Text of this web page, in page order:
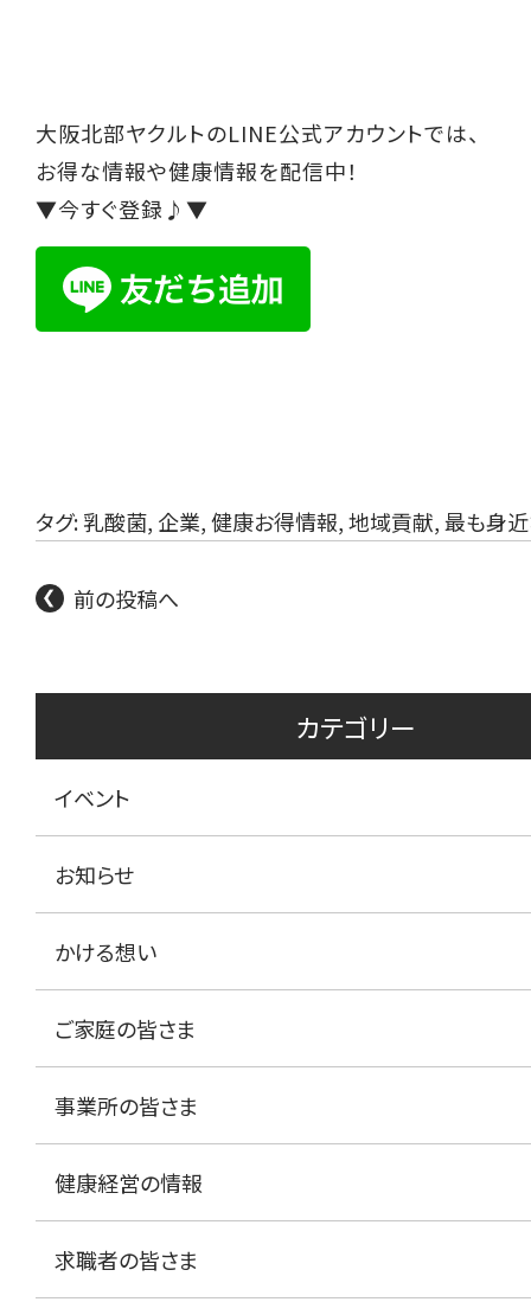
大阪北部ヤクルトのLINE公式アカウントでは、
お得な情報や健康情報を配信中！
▼今すぐ登録♪▼
タグ:乳酸菌, 企業,健康お得情報,地域貢献,最も身
前の投稿へ
カテゴリー
イベント
お知らせ
かける想い
ご家庭の皆さま
事業所の皆さま
健康経営の情報
求職者の皆さま